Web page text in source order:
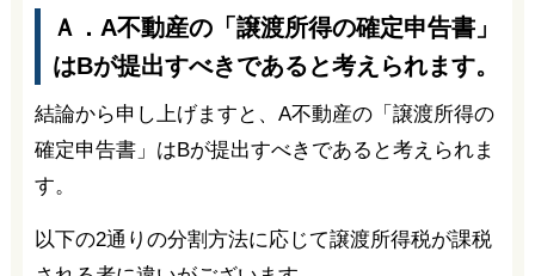
Ａ．A不動産の「譲渡所得の確定申告書」
はBが提出すべきであると考えられます。
結論から申し上げますと、A不動産の「譲渡所得の
確定申告書」はBが提出すべきであると考えられま
す。
以下の2通りの分割方法に応じて譲渡所得税が課税
される者に違いがございます。